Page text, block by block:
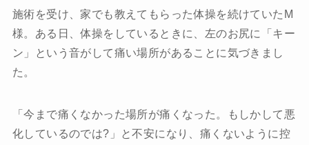
施術を受け、家でも教えてもらった体操を続けていたM
様。ある日、体操をしているときに、左のお尻に「キー
ン」という音がして痛い場所があることに気づきまし
た。
「今まで痛くなかった場所が痛くなった。もしかして悪
化しているのでは?」と不安になり、痛くないように控